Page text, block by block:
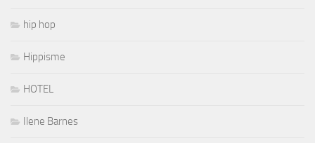
hip hop
Hippisme
HOTEL
Ilene Barnes